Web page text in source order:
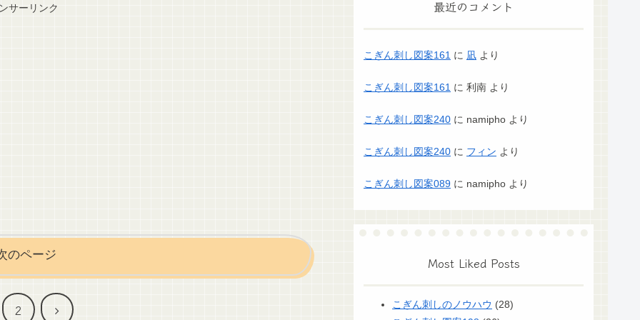
サーリンク
のページ
2 次
最近のコメント
こぎん刺し図案161 に 凪 より
こぎん刺し図案161 に 利南 より
こぎん刺し図案240 に namipho より
こぎん刺し図案240 に フィン より
こぎん刺し図案089 に namipho より
Most Liked Posts
こぎん刺しのノウハウ (28)